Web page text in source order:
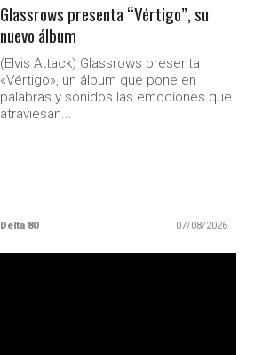
Glassrows presenta “Vértigo”, su
nuevo álbum
(Elvis Attack) Glassrows presenta
«Vértigo», un álbum que pone en
palabras y sonidos las emociones que
atraviesan...
Delta 80 07/08/2026